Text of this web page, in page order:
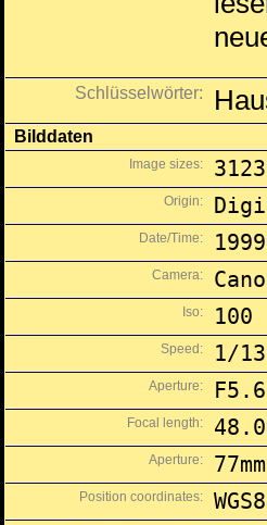
Schlüsselwörter:
Bilddaten
Image sizes:
Origin:
Date/Time:
Camera:
Iso: 100
Speed: 1/
Aperture: F5.6
Focal length:
Aperture: 77mm
Position coordinates: